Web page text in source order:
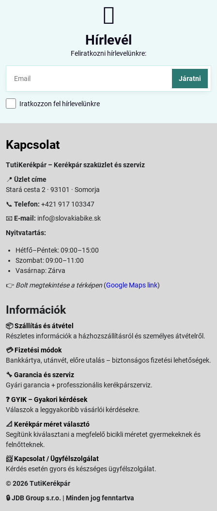
Hírlevél
Feliratkozni hírlevelünkre:
Járatni
Iratkozzon fel hírlevelünkre
Kapcsolat
TutiKerékpár – Kerékpár szaküzlet és szerviz
📍 Üzlet címe
Stará cesta 2 · 93101 · Somorja
📞 Telefon: +421 917 103347
📧 E-mail: info@slovakiabike.sk
Nyitvatartás:
Hétfő–Péntek: 09:00–15:00
Szombat: 09:00–11:00
Vasárnap: Zárva
👉 Bolt megtekintése a térképen (Google Maps link)
Információk
📦Szállítás és átvétel
Részletes információk a házhozszállításról és személyes átvételről.
💳Fizetési módok
Bankkártya, utánvét, előre utalás – biztonságos fizetési lehetőségek.
🔧 Garancia és szerviz
Gyári garancia + professzionális kerékpárszerviz.
❓GYIK – Gyakori kérdések
Válaszok a leggyakoribb vásárlói kérdésekre.
📐 Kerékpár méret választó
Segítünk kiválasztani a megfelelő bicikli méretet gyermekeknek és
felnőtteknek.
📨Kapcsolat / Ügyfélszolgálat
Kérdés esetén gyors és készséges ügyfélszolgálat.
© 2026 TutiKerékpár
🔒 JDB Group s.r.o. | Minden jog fenntartva